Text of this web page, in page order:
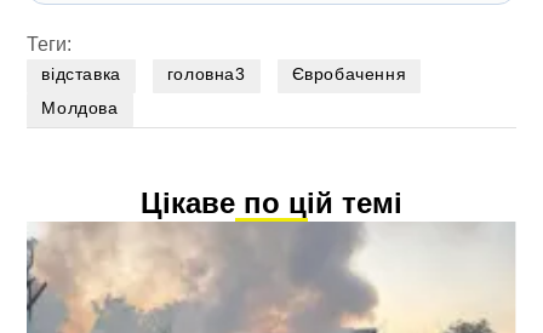
Теги:
відставка головна3
Євробачення
Молдова
Цікаве по цій темі